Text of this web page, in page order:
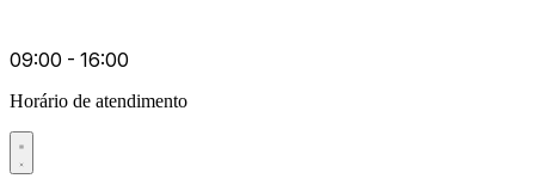
09:00 - 16:00
Horário de atendimento